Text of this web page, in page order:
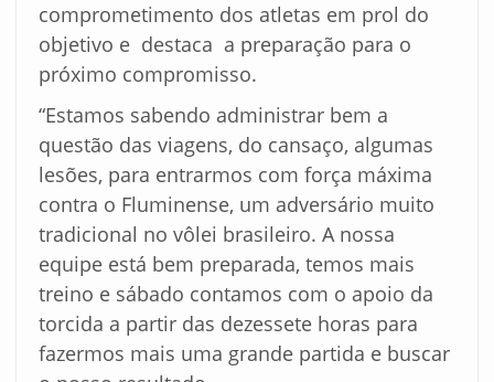
comprometimento dos atletas em prol do
objetivo e destaca a preparação para o
próximo compromisso.
“Estamos sabendo administrar bem a
questão das viagens, do cansaço, algumas
lesões, para entrarmos com força máxima
contra o Fluminense, um adversário muito
tradicional no vôlei brasileiro. A nossa
equipe está bem preparada, temos mais
treino e sábado contamos com o apoio da
torcida a partir das dezessete horas para
fazermos mais uma grande partida e buscar